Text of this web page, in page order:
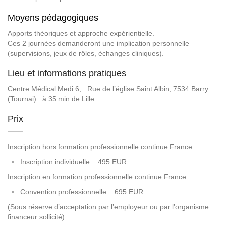
Moyens pédagogiques
Apports théoriques et approche expérientielle.
Ces 2 journées demanderont une implication personnelle
(supervisions, jeux de rôles, échanges cliniques).
Lieu et informations pratiques
Centre Médical Medi 6, Rue de l’église Saint Albin, 7534 Barry
(Tournai) à 35 min de Lille
Prix
Inscription hors formation professionnelle continue France
◦ Inscription individuelle : 495 EUR
Inscription en formation professionnelle continue France
◦ Convention professionnelle : 695 EUR
(Sous réserve d’acceptation par l’employeur ou par l’organisme
financeur sollicité)